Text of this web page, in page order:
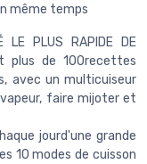
même temps
LE PLUS RAPIDE DE
plus de 100recettes
avec un multicuiseur
faire mijoter et
jourd'une grande
10 modes de cuisson